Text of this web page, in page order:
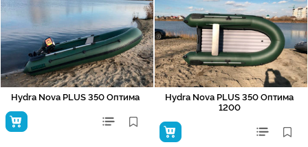
Hydra Nova PLUS 350 Оптима
Hydra Nova PLUS 350 Оптима
1200